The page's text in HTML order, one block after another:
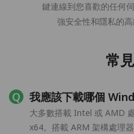
鍵連線到您喜歡的任何
強安全性和隱私的高
常
我應該下載哪個
大多數搭載 Intel 或 AMD
x64。搭載 ARM 架構處理